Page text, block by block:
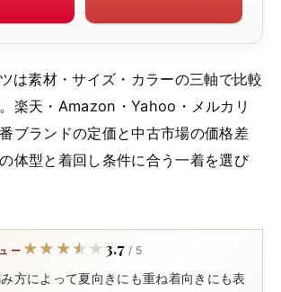
は素材・サイズ・カラーの三軸で比較
楽天・Amazon・Yahoo・メルカリ
ブランドの定価と中古市場の価格差
体型と着回し条件に合う一着を選び
ー ★★★★★
★★★★★ 3.7 / 5
方によって夏向きにも重ね着向きにも表